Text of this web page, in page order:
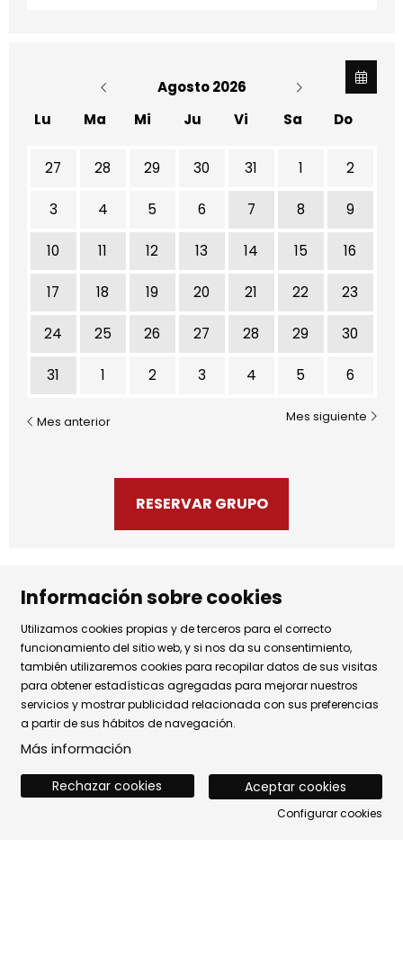
Agosto 2026
Lu
Ma Mi Ju Vi Sa Do
No hay ninguna actividad este mes
27 28 29 30 31 1 2
3 4 5 6 7 8 9
10 11 12 13 14 15 16
17 18 19 20 21 22 23
24 25 26 27 28 29 30
31 1 2 3 4 5 6
Mes anterior Mes siguiente
RESERVAR GRUPO
Contacta con nosotros
Contacta con nosotros
Diapositiva 2 de 3
TOP GRUPS TEATRE
Información sobre cookies
Utilizamos cookies propias y de terceros para el correcto
funcionamiento del sitio web, y si nos da su consentimiento,
también utilizaremos cookies para recopilar datos de sus visitas
para obtener estadísticas agregadas para mejorar nuestros
servicios y mostrar publicidad relacionada con sus preferencias
a partir de sus hábitos de navegación.
Más información
Aceptar cookies
Rechazar cookies
Configurar cookies